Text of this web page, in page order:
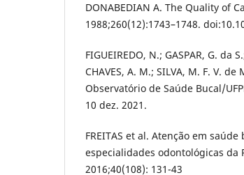
DONABEDIAN A. The Quality of
1988;260(12):1743–1748.
FIGUEIREDO, N.; GASPAR, G. da
CHAVES, A. M.; SILVA, M. F. V. de
Observatório de Saúde Bucal/
10 dez. 2021.
FREITAS et al. Atenção em
especialidades odontológicas
2016;40(108): 131-43